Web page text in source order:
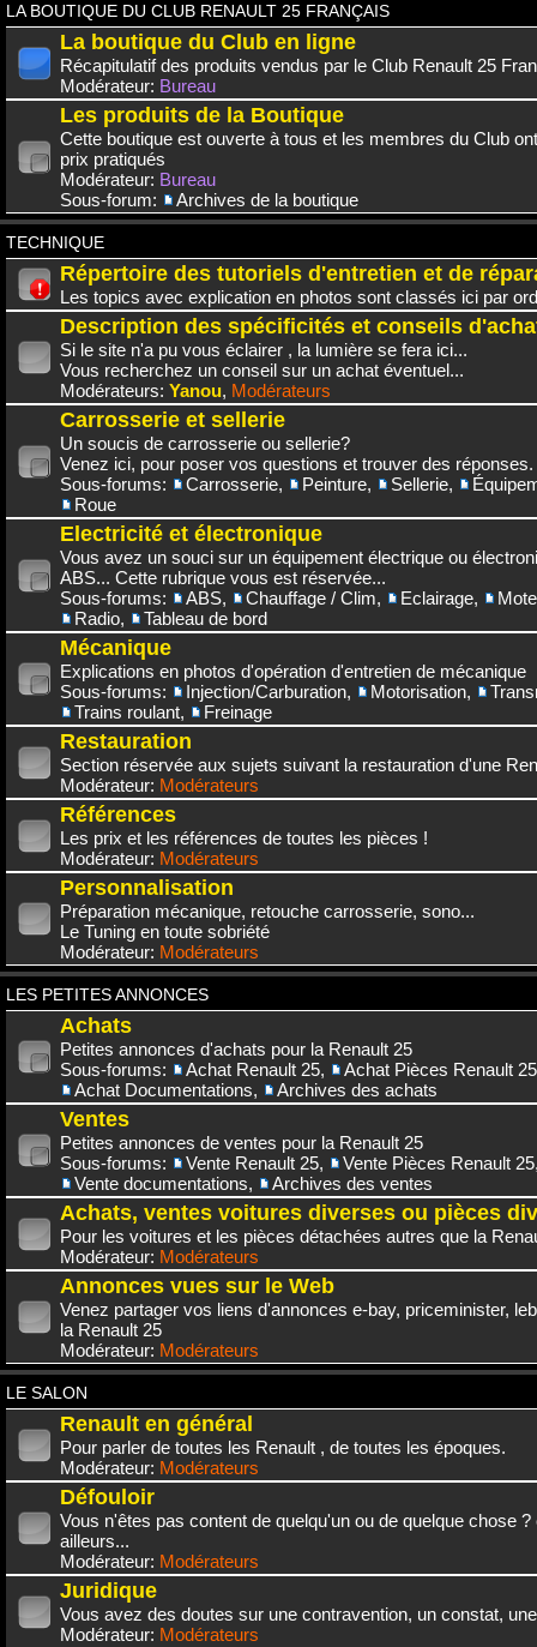
LA BOUTIQUE DU CLUB RENAULT 25 FRANÇAIS
La boutique du Club en ligne
Récapitulatif des produits vendus par le Club Renault 25
Modérateur: Bureau
Les produits de la Boutique
Cette boutique est ouverte à tous et les membres du Club
prix pratiqués
Modérateur: Bureau
Sous-forum:
Archives de la boutique
TECHNIQUE
Répertoire des tutoriels d'entretien et de
Les topics avec explication en photos sont classés ici par
Description des spécificités et conseils
Si le site n'a pu vous éclairer , la lumière se fera ici...
Vous recherchez un conseil sur un achat éventuel...
Modérateurs: Yanou, Modérateurs
Carrosserie et sellerie
Un soucis de carrosserie ou sellerie?
Venez ici, pour poser vos questions et trouver des réponses.
Sous-forums:
Carrosserie, Peinture, Sellerie,
Roue
Electricité et électronique
Vous avez un souci sur un équipement électrique ou
ABS... Cette rubrique vous est réservée...
Sous-forums:
ABS, Chauffage / Clim, Eclairage,
Radio, Tableau de bord
Mécanique
Explications en photos d'opération d'entretien de mécanique
Sous-forums:
Injection/Carburation, Motorisation,
Trains roulant, Freinage
Restauration
Section réservée aux sujets suivant la restauration d'une
Modérateur: Modérateurs
Références
Les prix et les références de toutes les pièces !
Modérateur: Modérateurs
Personnalisation
Préparation mécanique, retouche carrosserie, sono...
Le Tuning en toute sobriété
Modérateur: Modérateurs
LES PETITES ANNONCES
Achats
Petites annonces d'achats pour la Renault 25
Sous-forums:
Achat Renault 25,
Achat Pièces Renault 25
Achat Documentations, Archives des achats
Ventes
Petites annonces de ventes pour la Renault 25
Sous-forums:
Vente Renault 25, Vente Pièces Renault 25
Vente documentations, Archives des ventes
Achats, ventes voitures diverses ou pièces
Pour les voitures et les pièces détachées autres que la
Modérateur: Modérateurs
Annonces vues sur le Web
Venez partager vos liens d'annonces e-bay, priceminister,
la Renault 25
Modérateur: Modérateurs
LE SALON
Renault en général
Pour parler de toutes les Renault , de toutes les époques.
Modérateur: Modérateurs
Défouloir
Vous n'êtes pas content de quelqu'un ou de quelque chose
ailleurs...
Modérateur: Modérateurs
Juridique
Vous avez des doutes sur une contravention, un constat,
Modérateur: Modérateurs